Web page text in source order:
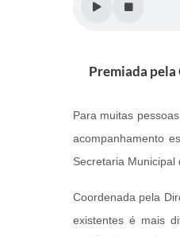
Premiada
Para muitas
acompanhamento
Secretaria Municipal
Coordenada pela
existentes é mais